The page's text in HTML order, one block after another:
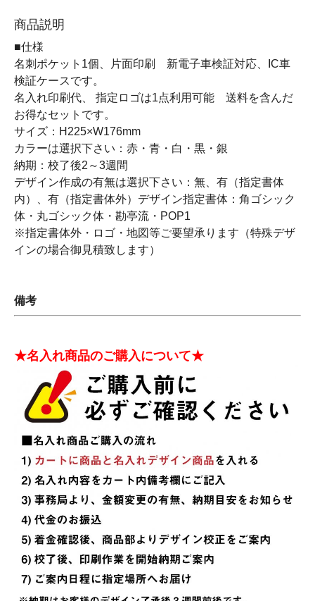
商品説明
■仕様
名刺ポケット1個、片面印刷 新電子車検証対応、IC車
検証ケースです。
名入れ印刷代、 指定ロゴは1点利用可能 送料を含んだ
お得なセットです。
サイズ：H225×W176mm
カラーは選択下さい：赤・青・白・黒・銀
納期：校了後2～3週間
デザイン作成の有無は選択下さい：無、有（指定書体
内）、有（指定書体外）デザイン指定書体：角ゴシック
体・丸ゴシック体・勘亭流・POP1
※指定書体外・ロゴ・地図等ご要望承ります（特殊デザ
インの場合御見積致します）
備考
★名入れ商品のご購入について★